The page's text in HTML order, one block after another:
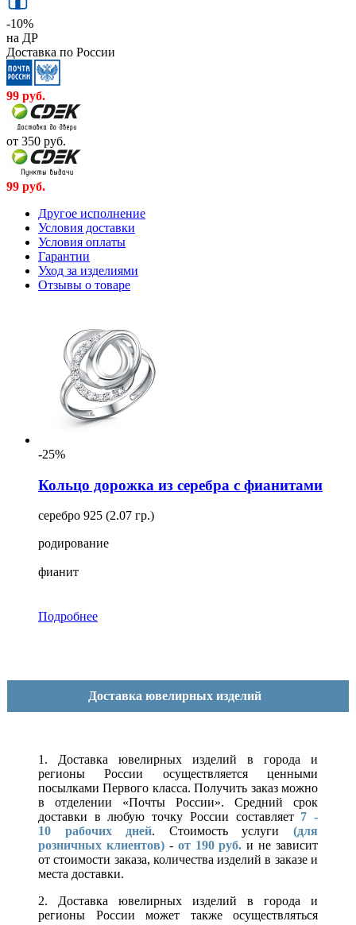
-10%
на ДР
Доставка по России
99 руб.
от 350 руб.
99 руб.
Другое исполнение
Условия доставки
Условия оплаты
Гарантии
Уход за изделиями
Отзывы о товаре
-25%
Кольцо дорожка из серебра с фианитами
серебро 925 (2.07 гр.)
родирование
фианит
Подробнее
Доставка ювелирных изделий
1. Доставка ювелирных изделий в города и
регионы России осуществляется ценными
посылками Первого класса. Получить заказ можно
в отделении «Почты России». Средний срок
доставки в любую точку России составляет 7 -
10 рабочих дней. Стоимость услуги(для
розничных клиентов)- от 190 руб. и не зависит
от стоимости заказа, количества изделий в заказе и
места доставки.
2. Доставка ювелирных изделий в города и
регионы России может также осуществляться